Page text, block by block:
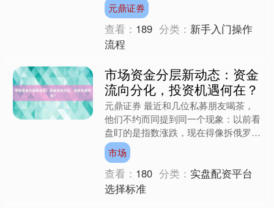
则暗含资金结构的深....
元鼎证券
查看： 189 分类： 新手入门操作
流程
市场资金分层新动态：资金
流向分化，投资机遇何在？
元鼎证券 最近和几位私募朋友喝茶，
他们不约而同提到同一个现象：以前看
盘盯的是指数涨跌，现在得像拆俄罗斯
套娃似的，一层层扒开资金流向的表
皮。这倒让我想起去年在苏州....
市场
查看： 180 分类： 实盘配资平台
选择标准